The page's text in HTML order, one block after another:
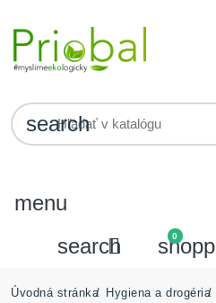
search
menu
search
 0
Úvodná stránka
Hygiena a drogéria